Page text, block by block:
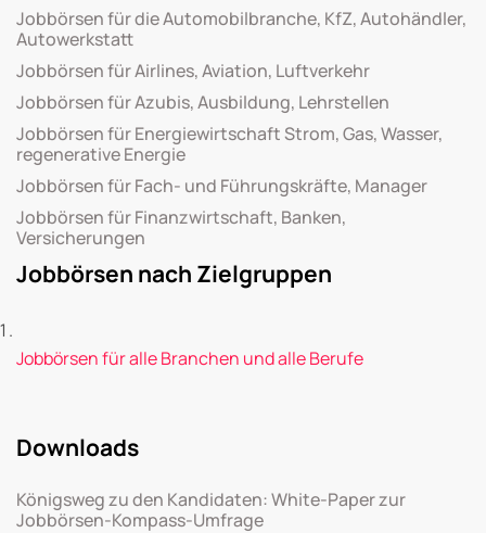
Jobbörsen für die Automobilbranche, KfZ, Autohändler,
Autowerkstatt
Jobbörsen für Airlines, Aviation, Luftverkehr
Jobbörsen für Azubis, Ausbildung, Lehrstellen
Jobbörsen für Energiewirtschaft Strom, Gas, Wasser,
regenerative Energie
Jobbörsen für Fach- und Führungskräfte, Manager
Jobbörsen für Finanzwirtschaft, Banken,
Versicherungen
Jobbörsen nach Zielgruppen
Jobbörsen für alle Branchen und alle Berufe
Downloads
Königsweg zu den Kandidaten: White-Paper zur
Jobbörsen-Kompass-Umfrage